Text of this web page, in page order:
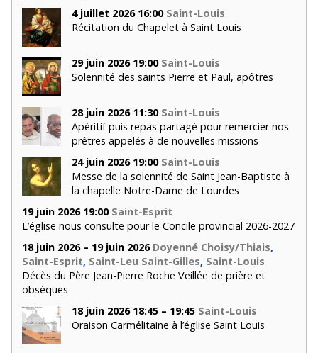
4 juillet 2026 16:00 Saint-Louis
Récitation du Chapelet à Saint Louis
29 juin 2026 19:00 Saint-Louis
Solennité des saints Pierre et Paul, apôtres
28 juin 2026 11:30 Saint-Louis
Apéritif puis repas partagé pour remercier nos
prêtres appelés à de nouvelles missions
24 juin 2026 19:00 Saint-Louis
Messe de la solennité de Saint Jean-Baptiste à
la chapelle Notre-Dame de Lourdes
19 juin 2026 19:00 Saint-Esprit
L’église nous consulte pour le Concile provincial 2026-2027
18 juin 2026 – 19 juin 2026 Doyenné Choisy/Thiais,
Saint-Esprit, Saint-Leu Saint-Gilles, Saint-Louis
Décès du Père Jean-Pierre Roche Veillée de prière et
obsèques
18 juin 2026 18:45 – 19:45 Saint-Louis
Oraison Carmélitaine à l’église Saint Louis